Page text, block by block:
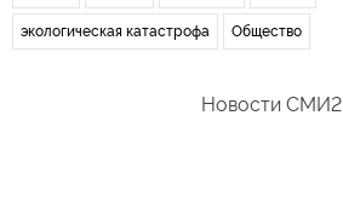
экологическая катастрофа Общество
Новости СМИ2